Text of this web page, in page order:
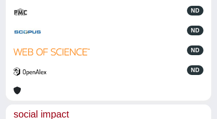
ND
ND
ND
ND
social impact